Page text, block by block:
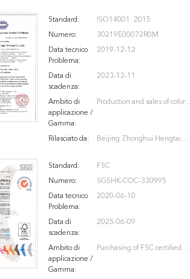
Standard: ISO14001: 2015
Numero: 30219E00072R0M
Data tecnico
Problema:
2019-12-12
Data di
scadenza:
2023-12-11
Ambito di
applicazione /
Gamma:
Production and sales of color
Rilasciato da:
Beijing Zhonghui Hengtai
Standard:
FSC
Numero: SGSHK-COC-330995
Data tecnico
Problema:
2020-06-10
Data di
scadenza:
2025-06-09
Ambito di
applicazione /
Gamma:
Purchasing of FSC certified